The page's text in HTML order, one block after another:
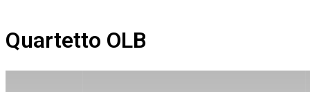
Quartetto OLB